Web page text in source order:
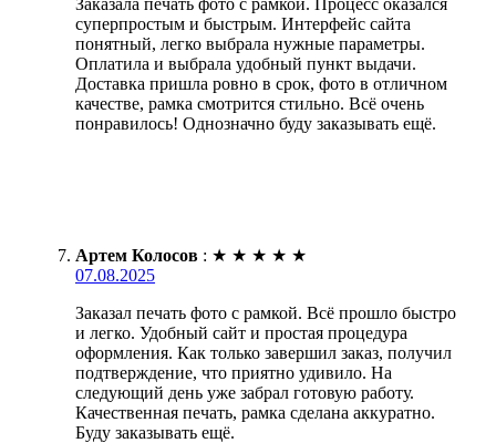
суперпростым и быстрым. Интерфейс сайта
понятный, легко выбрала нужные параметры.
Оплатила и выбрала удобный пункт выдачи.
Доставка пришла ровно в срок, фото в отличном
качестве, рамка смотрится стильно. Всё очень
понравилось! Однозначно буду заказывать ещё.
Артем Колосов : ★ ★ ★ ★ ★
07.08.2025
Заказал печать фото с рамкой. Всё прошло быстро
и легко. Удобный сайт и простая процедура
оформления. Как только завершил заказ, получил
подтверждение, что приятно удивило. На
следующий день уже забрал готовую работу.
Качественная печать, рамка сделана аккуратно.
Буду заказывать ещё.